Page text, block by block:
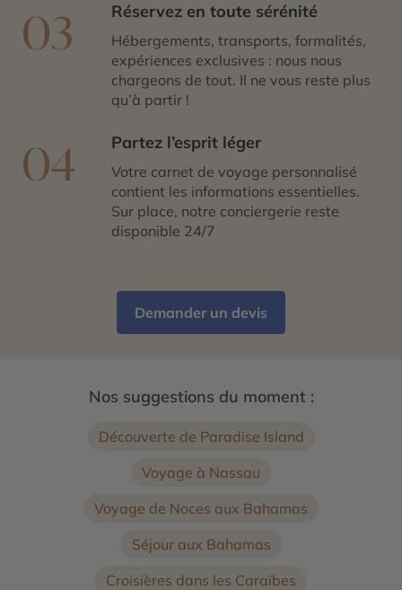
03 Réservez en toute sérénité
Hébergements, transports, formalités,
expériences exclusives : nous nous
chargeons de tout. Il ne vous reste plus
qu’à partir !
04 Partez l’esprit léger
Votre carnet de voyage personnalisé
contient les informations essentielles.
Sur place, notre conciergerie reste
disponible 24/7
Demander un devis
Nos suggestions du moment :
Découverte de Paradise Island
Voyage à Nassau
Voyage de Noces aux Bahamas
Séjour aux Bahamas
Croisières dans les Caraïbes